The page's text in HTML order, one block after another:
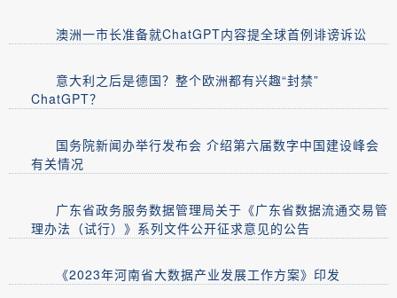
澳洲一市长准备就ChatGPT内容提全球首例诽谤诉讼
意大利之后是德国？整个欧洲都有兴趣“封禁”
ChatGPT？
国务院新闻办举行发布会 介绍第六届数字中国建设峰会
有关情况
广东省政务服务数据管理局关于《广东省数据流通交易管
理办法（试行）》系列文件公开征求意见的公告
《2023年河南省大数据产业发展工作方案》印发